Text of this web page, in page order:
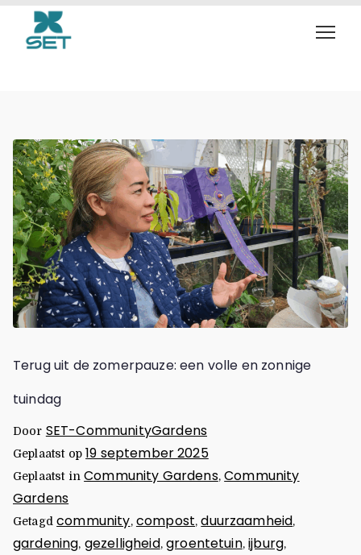
workshop
Terug uit de zomerpauze: een volle en zonnige
tuindag
Door SET-CommunityGardens
Geplaatst op19 september 2025
Geplaatst inCommunity Gardens,Community
Gardens
Getagdcommunity, compost,duurzaamheid,
gardening, gezelligheid,groentetuin,ijburg,